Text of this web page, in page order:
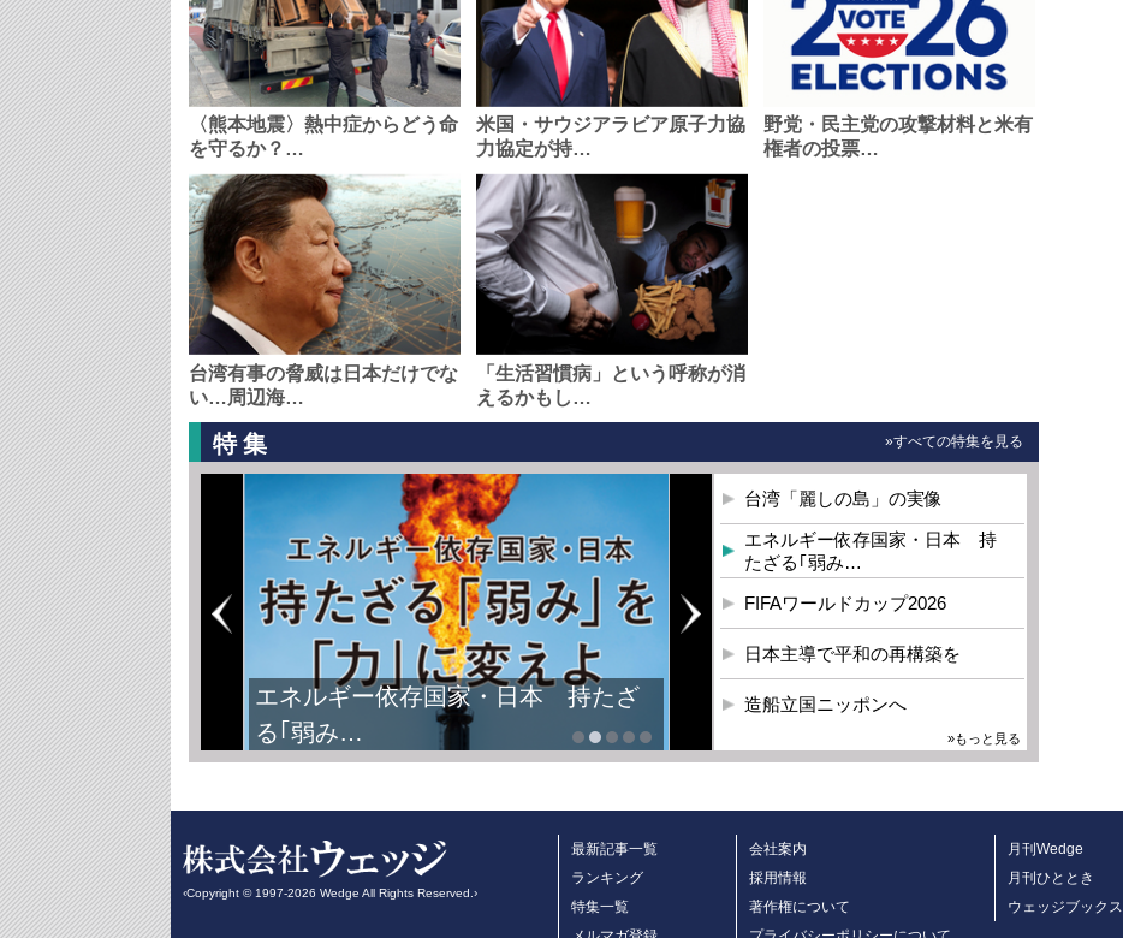
〈熊本地震〉熱中症からどう命
を守るか？…
米国・サウジアラビア原子力協
力協定が持…
野党・民主党の攻撃材料と米有
権者の投票…
台湾有事の脅威は日本だけでな
い…周辺海…
「生活習慣病」という呼称が消
えるかもし…
特集 »すべての特集を見る
エネルギー依存国家・日本 持たざ
る｢弱み…
台湾「麗しの島」の実像
エネルギー依存国家・日本 持
たざる｢弱み…
FIFAワールドカップ2026
日本主導で平和の再構築を
造船立国ニッポンへ
»もっと見る
‹Copyright © 1997-2026 Wedge All Rights Reserved.›
最新記事一覧
ランキング
特集一覧
会社案内
採用情報
著作権について
月刊Wedge
月刊ひととき
ウェッジブックス